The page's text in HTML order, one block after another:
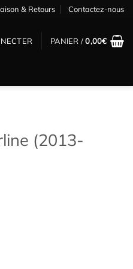
& Retours Contactez-nous
PANIER /0,00€
(2013-